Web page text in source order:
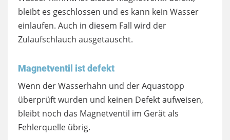
bleibt es geschlossen und es kann kein Wasser
einlaufen. Auch in diesem Fall wird der
Zulaufschlauch ausgetauscht.
Magnetventil ist defekt
Wenn der Wasserhahn und der Aquastopp
überprüft wurden und keinen Defekt aufweisen,
bleibt noch das Magnetventil im Gerät als
Fehlerquelle übrig.